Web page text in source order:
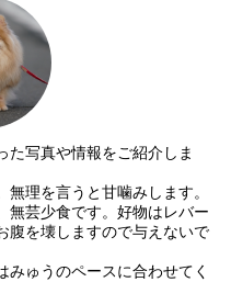
た写真や情報をご紹介しま
理を言うと甘噛みします。
無芸少食です。好物はレバー
腹を壊しますので与えないで
みゅうのペースに合わせてく